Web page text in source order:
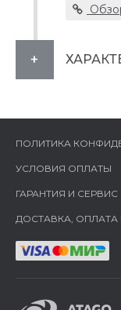
ПОЛИТИКА
УСЛОВИЯ ОПЛАТЫ
ГАРАНТИЯ И СЕРВИС
ДОСТАВКА, ОПЛАТА